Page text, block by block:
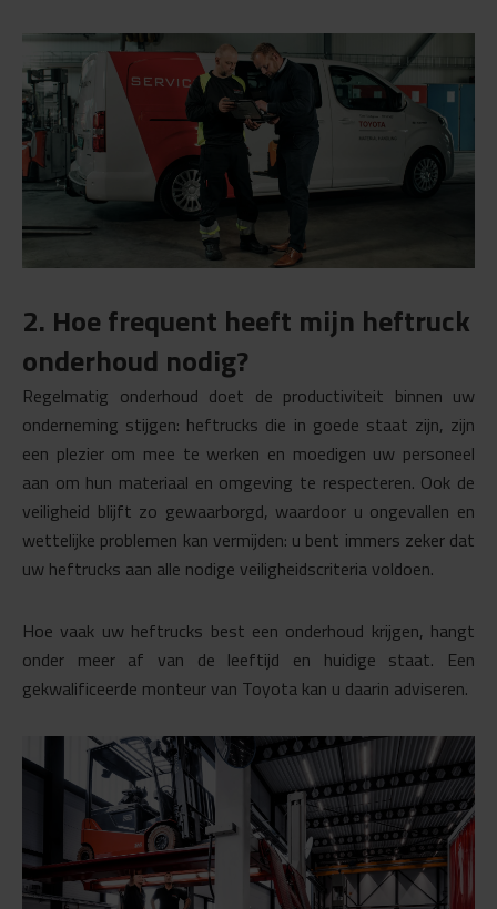
2. Hoe frequent heeft mijn heftruck
onderhoud nodig?
Regelmatig onderhoud doet de productiviteit binnen uw
onderneming stijgen: heftrucks die in goede staat zijn, zijn
een plezier om mee te werken en moedigen uw personeel
aan om hun materiaal en omgeving te respecteren. Ook de
veiligheid blijft zo gewaarborgd, waardoor u ongevallen en
wettelijke problemen kan vermijden: u bent immers zeker dat
uw heftrucks aan alle nodige veiligheidscriteria voldoen.
Hoe vaak uw heftrucks best een onderhoud krijgen, hangt
onder meer af van de leeftijd en huidige staat. Een
gekwalificeerde monteur van Toyota kan u daarin adviseren.